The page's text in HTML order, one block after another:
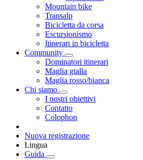
Mountain bike
Transalp
Bicicletta da corsa
Escursionismo
Itinerari in bicicletta
Community
Dominatori itinerari
Maglia gialla
Maglia rosso/bianca
Chi siamo
I nostri obiettivi
Contatto
Colophon
Nuova registrazione
Lingua
Guida